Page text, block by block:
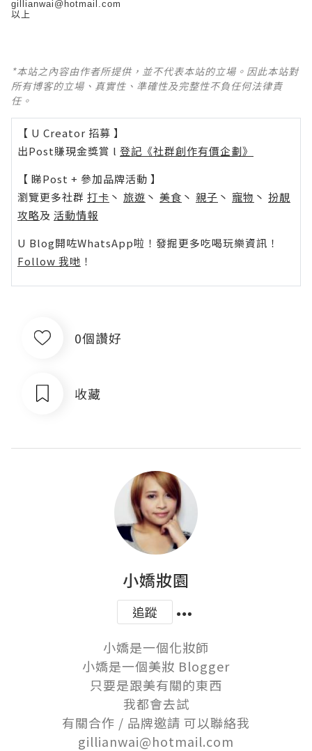
gillianwai@hotmail.com
以上
*本站之內容由作者所提供，並不代表本站的立場。因此本站對
所有博客的立場、真實性、準確性及完整性不負任何法律責
任。
【 U Creator 招募 】
出Post賺現金獎賞 l 登記《社群創作有價企劃》
【 睇Post + 參加品牌活動 】
瀏覽更多社群 打卡 丶 旅遊 丶 美食 丶 親子 丶 寵物 丶 扮靚
攻略及 活動情報
U Blog開咗WhatsApp啦！發掘更多吃喝玩樂資訊！
Follow 我哋 ！
0個讚好
收藏
小嬌妝園
追蹤
小嬌是一個化妝師
小嬌是一個美妝 Blogger
只要是跟美有關的東西
我都會去試
有關合作 / 品牌邀請 可以聯絡我
gillianwai@hotmail.com